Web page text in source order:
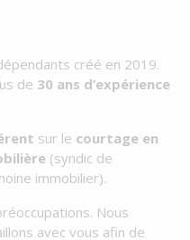
créé en 2019.
de 30 ans d’expérience
sur le courtage en
(syndic de
immobilier).
Nous
avec vous afin de